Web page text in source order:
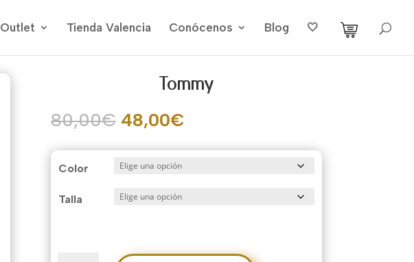
Outlet Tienda Valencia Conócenos Blog 🤍
Tommy
80,00€ El
original
era:
80,00€.
48,00€El
actual
Color
Talla